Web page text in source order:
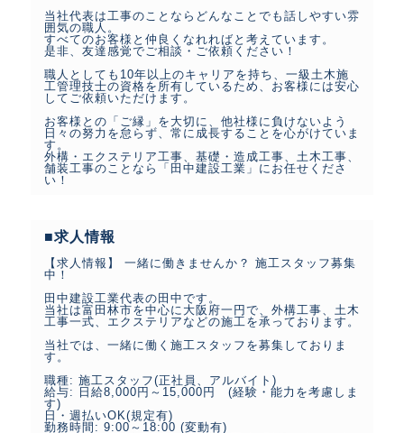
当社代表は工事のことならどんなことでも話しやすい雰
囲気の職人。
すべてのお客様と仲良くなれればと考えています。
是非、友達感覚でご相談・ご依頼ください！
職人としても10年以上のキャリアを持ち、一級土木施
工管理技士の資格を所有しているため、お客様には安心
してご依頼いただけます。
お客様との「ご縁」を大切に、他社様に負けないよう
日々の努力を怠らず、常に成長することを心がけていま
す。
外構・エクステリア工事、基礎・造成工事、土木工事、
舗装工事のことなら「田中建設工業」にお任せくださ
い！
■求人情報
【求人情報】 一緒に働きませんか？ 施工スタッフ募集
中！
田中建設工業代表の田中です。
当社は富田林市を中心に大阪府一円で、外構工事、土木
工事一式、エクステリアなどの施工を承っております。
当社では、一緒に働く施工スタッフを募集しておりま
す。
職種: 施工スタッフ(正社員、アルバイト)
給与: 日給8,000円～15,000円 (経験・能力を考慮しま
す)
日・週払いOK(規定有)
勤務時間: 9:00～18:00 (変動有)